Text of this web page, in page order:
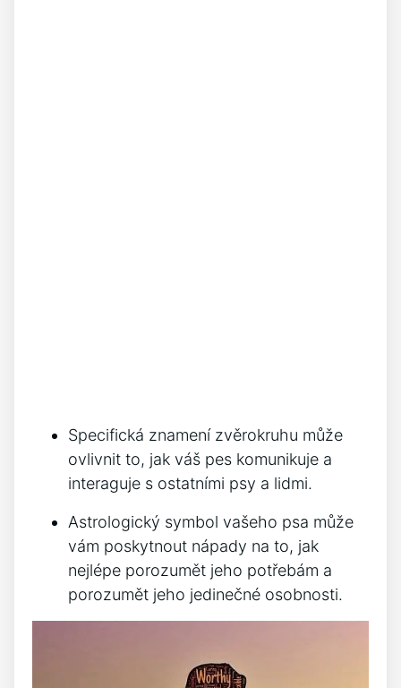
Specifická znamení zvěrokruhu může
ovlivnit to, jak váš pes komunikuje a
interaguje s ostatními psy a lidmi.
Astrologický symbol vašeho psa může
vám poskytnout nápady na to, jak
nejlépe porozumět jeho potřebám a
porozumět jeho jedinečné osobnosti.